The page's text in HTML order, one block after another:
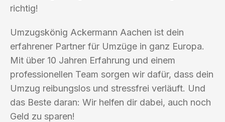
richtig!
Umzugskönig Ackermann Aachen ist dein
erfahrener Partner für Umzüge in ganz Europa.
Mit über 10 Jahren Erfahrung und einem
professionellen Team sorgen wir dafür, dass dein
Umzug reibungslos und stressfrei verläuft. Und
das Beste daran: Wir helfen dir dabei, auch noch
Geld zu sparen!